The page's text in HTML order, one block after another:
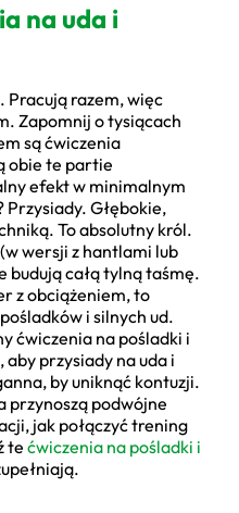
na uda i
Pracują razem, więc
Zapomnij o tysiącach
są ćwiczenia
obie te partie
efekt w minimalnym
Głębokie,
To absolutny król.
wersji z hantlami lub
całą tylną taśmę.
z obciążeniem, to
i silnych ud.
ćwiczenia na pośladki i
przysiady na uda i
by uniknąć kontuzji.
przynoszą podwójne
jak połączyć trening
te ćwiczenia na pośladki i